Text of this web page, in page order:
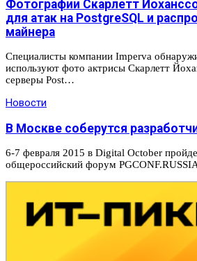
Фотографии Скарлетт
для атак на PostgreSQL и
майнера
Специалисты компании Imperva
используют фото актрисы Скарлетт
серверы Post…
Новости
В Москве соберутся
6-7 февраля 2015 в Digital October
общероссийский форум